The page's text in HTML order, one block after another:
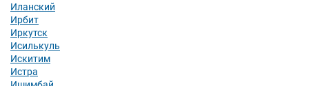
Иланский
Ирбит
Иркутск
Исилькуль
Искитим
Истра